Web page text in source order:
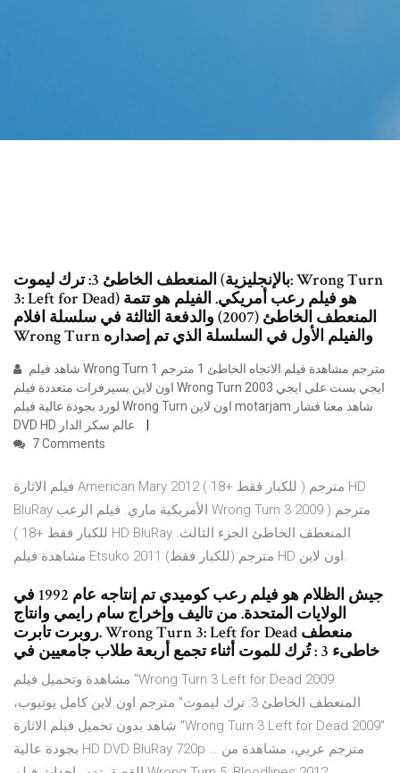
المنعطف الخاطئ 3: ترك ليموت (بالإنجليزية: Wrong Turn
3: Left for Dead) هو فيلم رعب أمريكي. الفيلم هو تتمة
المنعطف الخاطئ (2007) والدفعة الثالثة في سلسلة افلام
Wrong Turn والفيلم الأول في السلسلة الذي تم إصداره
اون لاين بسيرفرات متعددة فيلم Wrong Turn 2003 ايجي بست على ايجي
لورد بجودة عالية فيلم Wrong Turn اون لاين motarjam شاهد معنا فشار
7 Comments
فيلم الاثارة American Mary 2012 مترجم ( للكبار فقط +18 ) HD
BluRay الأمريكية ماري. فيلم الرعب Wrong Turn 3 2009 مترجم (
للكبار فقط +18 ) HD BluRay المنعطف الخاطئ الجزء الثالث.
مشاهدة فيلم Etsuko 2011 مترجم (للكبار فقط) HD اون لاين.
جيش الظلام هو فيلم رعب كوميدي تم إنتاجه عام 1992 في
الولايات المتحدة. من تاليف وإخراج سام رايمي وانتاج
روبرت تابرت. Wrong Turn 3: Left for Dead منعطف
خاطىء 3 : تُرك للموت أثناء تجمع أربعة طلاب جامعيين في
مشاهدة وتحميل فيلم "Wrong Turn 3 Left for Dead 2009
المنعطف الخاطئ 3: ترك ليموت" مترجم اون لاين كامل يوتيوب،
شاهد بدون تحميل فيلم الاثارة "Wrong Turn 3 Left for Dead 2009"
بجودة عالية HD DVD BluRay 720p مترجم عربي، مشاهدة من …